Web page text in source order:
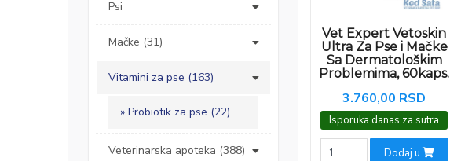
Psi
Mačke (31)
Vitamini za pse (163)
Probiotik za pse (22)
Veterinarska apoteka (388)
Vet Expert Vetoskin
Ultra Za Pse i Mačke
Sa Dermatološkim
Problemima, 60kaps.
3.760,00 RSD
Isporuka danas za sutra
Dodaj u